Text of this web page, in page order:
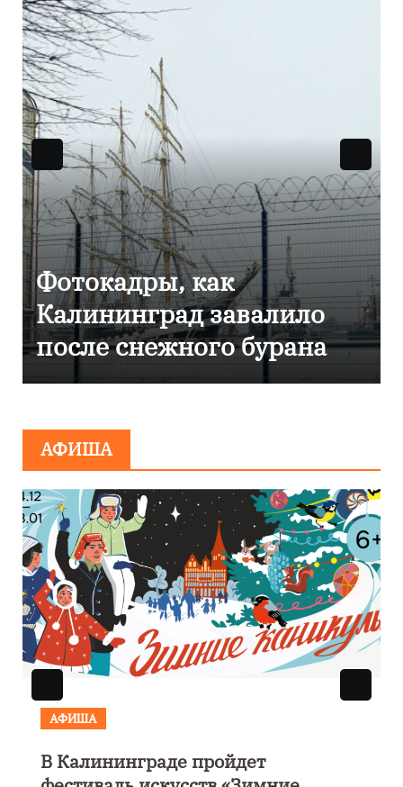
Фоторепортаж как в
Калининграде
эвакуировали ТЦ из-за
сообщения о
АФИША
АФИША
В Калининграде пройдет